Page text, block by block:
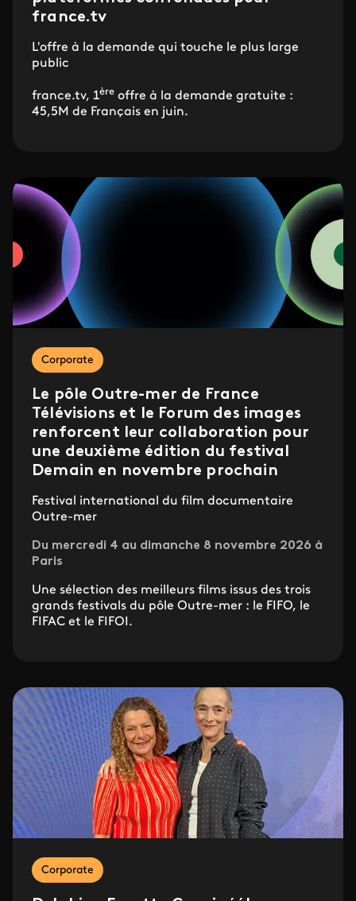
france.tv
L'offre à la demande qui touche le plus large
public
france.tv, 1ère offre à la demande gratuite :
45,5M de Français en juin.
Corporate
Le pôle Outre-mer de France
Télévisions et le Forum des images
renforcent leur collaboration pour
une deuxième édition du festival
Demain en novembre prochain
Festival international du film documentaire
Outre-mer
Du mercredi 4 au dimanche 8 novembre 2026 à
Paris
Une sélection des meilleurs films issus des trois
grands festivals du pôle Outre-mer : le FIFO, le
FIFAC et le FIFOI.
Corporate